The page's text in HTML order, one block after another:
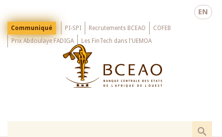
main
EN
Menu
Top
Communiqué PI-SPI Recrutements BCEAO
COFEB
Prix Abdoulaye FADIGA
Les FinTech dans l'UEMOA